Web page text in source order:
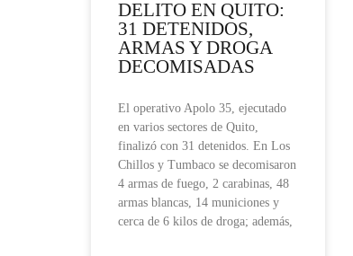
DELITO EN QUITO:
31 DETENIDOS,
ARMAS Y DROGA
DECOMISADAS
El operativo Apolo 35, ejecutado
en varios sectores de Quito,
finalizó con 31 detenidos. En Los
Chillos y Tumbaco se decomisaron
4 armas de fuego, 2 carabinas, 48
armas blancas, 14 municiones y
cerca de 6 kilos de droga; además,